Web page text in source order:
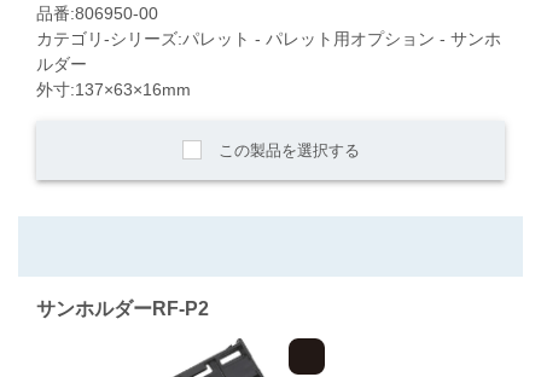
品番:806950-00
カテゴリ-シリーズ:パレット - パレット用オプション - サンホ
ルダー
外寸:137×63×16mm
この製品を選択する
サンホルダーRF-P2